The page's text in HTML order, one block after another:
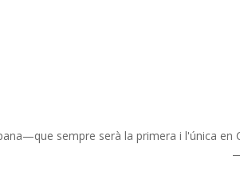
sempre serà la primera i l'única en